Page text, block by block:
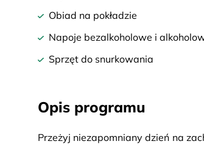
Obiad na pokładzie
Napoje bezalkoholowe i
Sprzęt do snurkowania
Opis programu
Przeżyj niezapomniany dzień na